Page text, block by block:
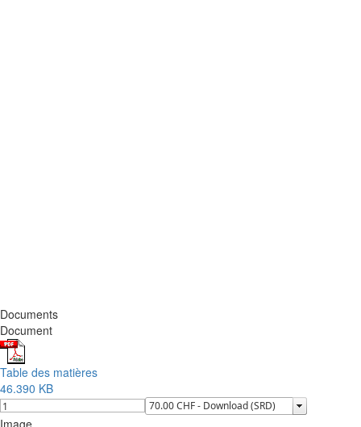
Documents
Document
Table des matières
46.390 KB
Image